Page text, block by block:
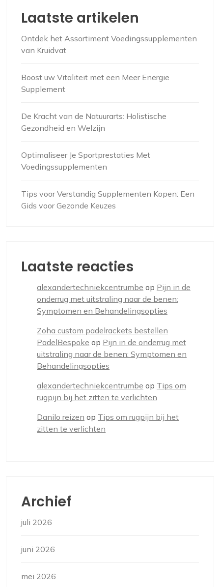
Laatste artikelen
Ontdek het Assortiment Voedingssupplementen
van Kruidvat
Boost uw Vitaliteit met een Meer Energie
Supplement
De Kracht van de Natuurarts: Holistische
Gezondheid en Welzijn
Optimaliseer Je Sportprestaties Met
Voedingssupplementen
Tips voor Verstandig Supplementen Kopen: Een
Gids voor Gezonde Keuzes
Laatste reacties
alexandertechniekcentrumbe op Pijn in de
onderrug met uitstraling naar de benen:
Symptomen en Behandelingsopties
Zoha custom padelrackets bestellen
PadelBespoke op Pijn in de onderrug met
uitstraling naar de benen: Symptomen en
Behandelingsopties
alexandertechniekcentrumbe op Tips om
rugpijn bij het zitten te verlichten
Danilo reizen op Tips om rugpijn bij het
zitten te verlichten
Archief
juli 2026
juni 2026
mei 2026